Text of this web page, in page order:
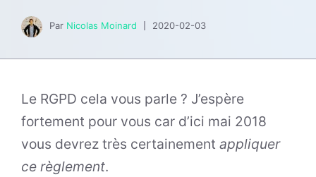
Par Nicolas Moinard 2020-02-03
Le RGPD cela vous parle ? J’espère
fortement pour vous car d’ici mai 2018
vous devrez très certainement appliquer
ce règlement.